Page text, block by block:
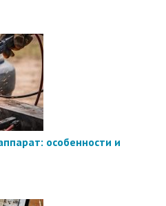
особенности и